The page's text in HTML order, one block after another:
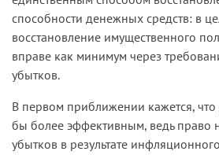
способности денежных средств: в
восстановление имущественного
вправе как минимум через
убытков.
В первом приближении кажется,
бы более эффективным, ведь право
убытков в результате